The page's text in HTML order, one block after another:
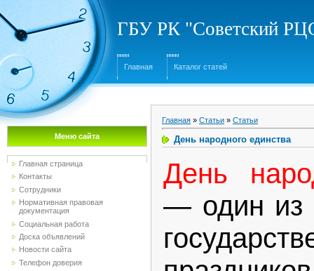
ГБУ РК "Советский
Главная Каталог статей
Меню сайта
Главная страница
Контакты
Сотрудники
Нормативная правовая
документация
Социальная работа
Доска объявлений
Новости сайта
Телефон доверия
Главная » Статьи » Статьи
День народного единства
День
— один из